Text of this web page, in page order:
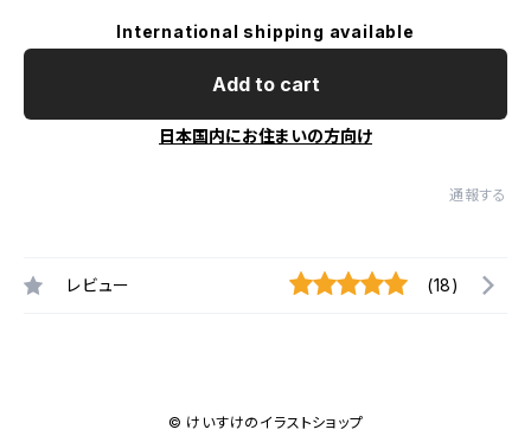
International shipping available
Add to cart
日本国内にお住まいの方向け
通報する
レビュー (18)
© けいすけのイラストショップ